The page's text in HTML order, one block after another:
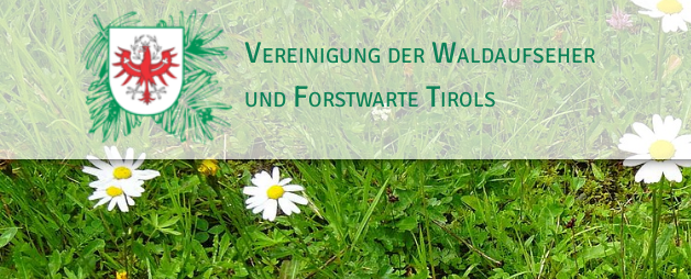
Vereinigung der Waldaufseher
und Forstwarte Tirols
Allgemein
Impressum
Datenschutz